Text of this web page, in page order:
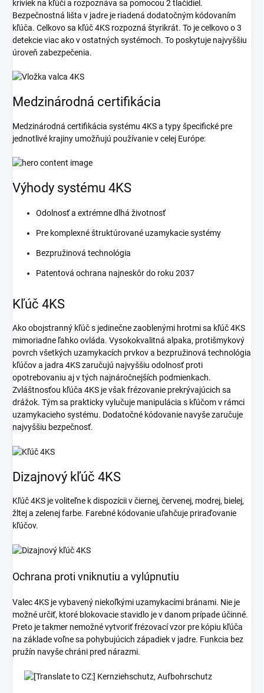
kriviek na kľúči a rozpoznáva sa pomocou 2 tlačidiel.
Bezpečnostná lišta v jadre je riadená dodatočným kódovaním
kľúča. Celkovo sa kľúč 4KS rozpozná štyrikrát. To je celkovo o 3
detekcie viac ako v ostatných systémoch. To poskytuje najvyššiu
úroveň zabezpečenia.
Medzinárodná certifikácia
Medzinárodná certifikácia systému 4KS a typy špecifické pre
jednotlivé krajiny umožňujú používanie v celej Európe:
Výhody systému 4KS
Odolnosť a extrémne dlhá životnosť
Pre komplexné štruktúrované uzamykacie systémy
Bezpružinová technológia
Patentová ochrana najneskôr do roku 2037
Kľúč 4KS
Ako obojstranný kľúč s jedinečne zaoblenými hrotmi sa kľúč 4KS
mimoriadne ľahko ovláda. Vysokokvalitná alpaka, protišmykový
povrch všetkých uzamykacích prvkov a bezpružinová technológia
kľúčov a jadra 4KS zaručujú najvyššiu odolnosť proti
opotrebovaniu aj v tých najnáročnejších podmienkach.
Zvláštnosťou kľúča 4KS je však frézovanie prekrývajúcich sa
drážok. Tým sa prakticky vylučuje manipulácia s kľúčom v rámci
uzamykacieho systému. Dodatočné kódovanie navyše zaručuje
najvyššiu bezpečnosť.
Dizajnový kľúč 4KS
Kľúč 4KS je voliteľne k dispozícii v čiernej, červenej, modrej, bielej,
žltej a zelenej farbe. Farebné kódovanie uľahčuje priraďovanie
kľúčov.
Ochrana proti vniknutiu a vylúpnutiu
Valec 4KS je vybavený niekoľkými uzamykacími bránami. Nie je
možné určiť, ktoré blokovacie stavidlo je v danom prípade účinné.
Preto je takmer nemožné vytvoriť frézovací vzor pre kópiu kľúča
na základe voľne sa pohybujúcich západiek v jadre. Funkcia bez
pružín navyše chráni pred nárazmi.